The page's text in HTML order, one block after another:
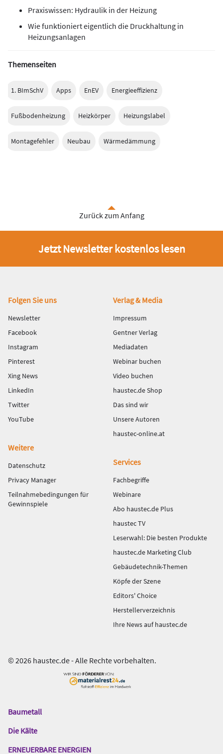
Praxiswissen: Hydraulik in der Heizung
Wie funktioniert eigentlich die Druckhaltung in
Heizungsanlagen
Themenseiten
1. BImSchV Apps EnEV Energieeffizienz
Fußbodenheizung Heizkörper Heizungslabel
Montagefehler Neubau Wärmedämmung
Zurück zum Anfang
Jetzt Newsletter kostenlos lesen
Fußbereich
Folgen Sie uns
Newsletter
Facebook
Instagram
Pinterest
Xing News
LinkedIn
Twitter
YouTube
Verlag & Media
Impressum
Gentner Verlag
Mediadaten
Webinar buchen
Video buchen
haustec.de Shop
Das sind wir
Unsere Autoren
haustec-online.at
Weitere
Datenschutz
Privacy Manager
Teilnahmebedingungen für
Gewinnspiele
Services
Fachbegriffe
Webinare
Abo haustec.de Plus
haustec TV
Leserwahl: Die besten Produkte
haustec.de Marketing Club
Gebäudetechnik-Themen
Köpfe der Szene
Editors' Choice
Herstellerverzeichnis
Ihre News auf haustec.de
© 2026 haustec.de - Alle Rechte vorbehalten.
Das
Gentner
Baumetall
Die Kälte
ERNEUERBARE ENERGIEN